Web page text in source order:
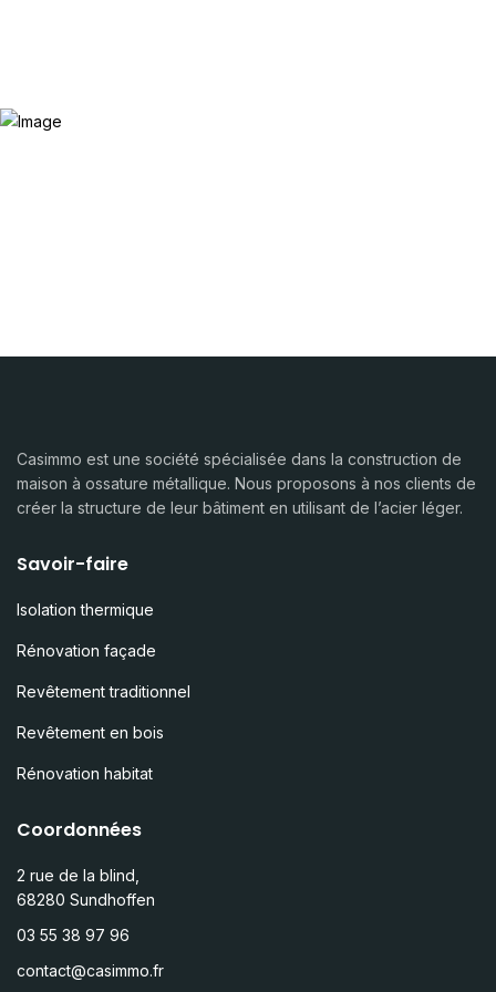
Casimmo est une société spécialisée dans la construction de
maison à ossature métallique. Nous proposons à nos clients de
créer la structure de leur bâtiment en utilisant de l’acier léger.
Savoir-faire
Isolation thermique
Rénovation façade
Revêtement traditionnel
Revêtement en bois
Rénovation habitat
Coordonnées
2 rue de la blind,
68280 Sundhoffen
03 55 38 97 96
contact@casimmo.fr